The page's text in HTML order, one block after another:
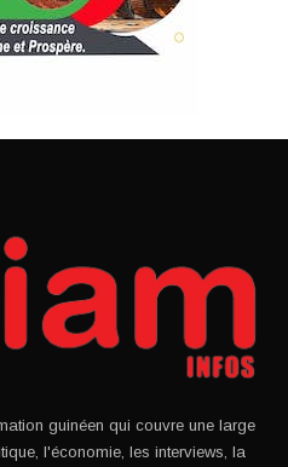
guinéen qui couvre une large
l'économie, les interviews, la